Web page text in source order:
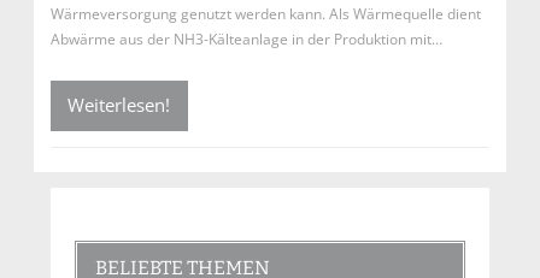
Wärmeversorgung genutzt werden kann. Als Wärmequelle dient
Abwärme aus der NH3-Kälteanlage in der Produktion mit…
Weiterlesen!
BELIEBTE THEMEN